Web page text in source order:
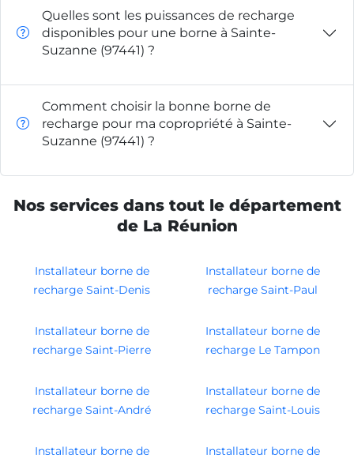
Quelles sont les puissances de recharge
disponibles pour une borne à Sainte-
Suzanne (97441) ?
Comment choisir la bonne borne de
recharge pour ma copropriété à Sainte-
Suzanne (97441) ?
Nos services dans tout le département
de La Réunion
Installateur borne de
recharge Saint-Denis
Installateur borne de
recharge Saint-Paul
Installateur borne de
recharge Saint-Pierre
Installateur borne de
recharge Le Tampon
Installateur borne de
recharge Saint-André
Installateur borne de
recharge Saint-Louis
Installateur borne de
Installateur borne de